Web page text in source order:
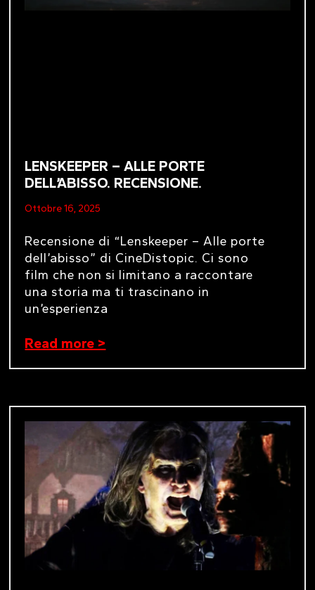
LENSKEEPER – ALLE PORTE
DELL’ABISSO. RECENSIONE.
Ottobre 16, 2025
Recensione di “Lenskeeper – Alle porte
dell’abisso” di CineDistopic. Ci sono
film che non si limitano a raccontare
una storia ma ti trascinano in
un’esperienza
Read more >